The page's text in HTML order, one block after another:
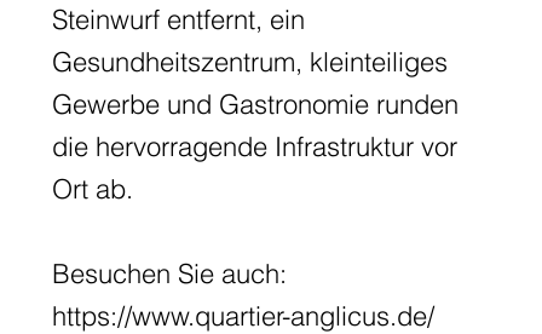
Steinwurf entfernt, ein
Gesundheitszentrum, kleinteiliges
Gewerbe und Gastronomie runden
die hervorragende Infrastruktur vor
Ort ab.
Besuchen Sie auch:
https://www.quartier-anglicus.de/